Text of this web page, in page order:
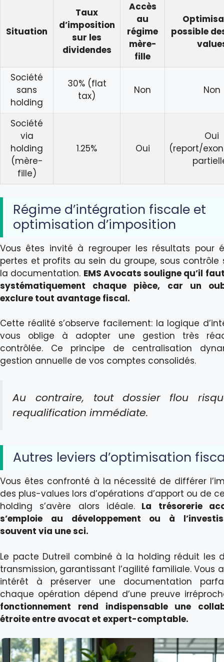
Situation
Taux
d’imposition
sur les
dividendes
Accès
au
régime
mère-
fille
possible
Société
sans
holding
30% (flat
tax)
Non Non
Société
via
holding
(mère-
fille)
1.25% Oui
Oui
(report/
Régime d’intégration fiscale et
optimisation d’imposition
Vous êtes invité à regrouper les résultats pour
pertes et profits au sein du groupe, sous contrôle
la documentation. EMS Avocats souligne qu’il
systématiquement chaque pièce, car un
exclure tout avantage fiscal.
Cette réalité s’observe facilement: la logique
vous oblige à adopter une gestion très
contrôlée. Ce principe de centralisation
gestion annuelle de vos comptes consolidés.
Au contraire, tout dossier flou
requalification immédiate.
Autres leviers d’optimisation
Vous êtes confronté à la nécessité de différer
des plus-values lors d’opérations d’apport ou de
holding s’avère alors idéale. La trésorerie
s’emploie au développement ou à
souvent via une sci.
Le pacte Dutreil combiné à la holding réduit les
transmission, garantissant l’agilité familiale. Vous
intérêt à préserver une documentation
chaque opération dépend d’une preuve
fonctionnement rend indispensable une
étroite entre avocat et expert-comptable.